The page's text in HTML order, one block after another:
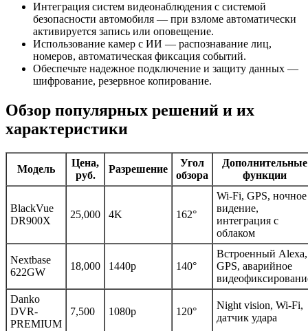
Интеграция систем видеонаблюдения с системой
безопасности автомобиля — при взломе автоматически
активируется запись или оповещение.
Использование камер с ИИ — распознавание лиц,
номеров, автоматическая фиксация событий.
Обеспечьте надежное подключение и защиту данных —
шифрование, резервное копирование.
Обзор популярных решений и их
характеристики
Модель
Цена,
руб.
Разрешение
Угол
обзора
Дополнительные
функции
BlackVue
DR900X
25,000 4K 162°
Wi-Fi, GPS, ночное
видение,
интеграция с
облаком
Nextbase
622GW
18,000 1440p 140°
Встроенный Alexa,
GPS, аварийное
Danko
DVR-
PREMIUM
7,500 1080p 120°
Night vision, Wi-Fi,
датчик удара